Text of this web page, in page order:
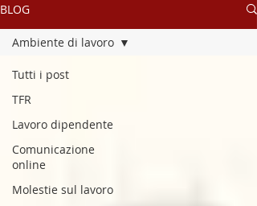
BLOG
Tutti i post
TFR
Lavoro dipendente
Comunicazione
online
Molestie sul lavoro
Ambiente di lavoro